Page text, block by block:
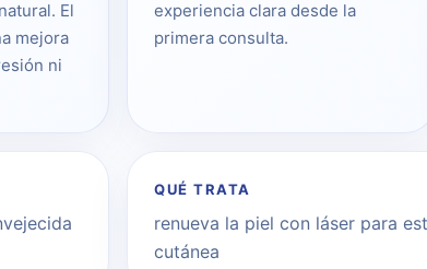
El
mejora
ni
experiencia clara desde la
primera consulta.
QUÉ TRATA
renueva la piel con láser para
cutánea